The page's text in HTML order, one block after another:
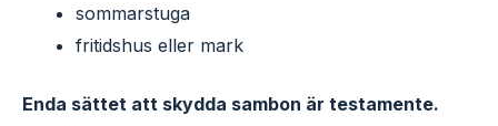
sommarstuga
fritidshus eller mark
Enda sättet att skydda sambon är testamente.